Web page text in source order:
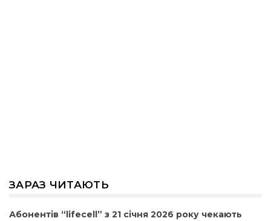
ЗАРАЗ ЧИТАЮТЬ
Абонентів “lifecell” з 21 січня 2026 року чекають